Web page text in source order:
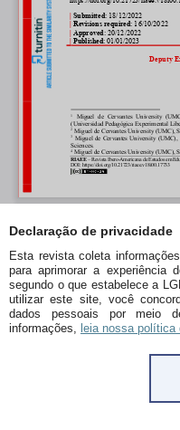
Declaração de privacidade
Esta revista coleta
para aprimorar a experiência
segundo o que estabelece a
utilizar este site, você
dados pessoais por meio
informações, leia nossa política